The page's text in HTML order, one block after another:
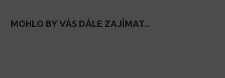
MOHLO BY VÁS DÁLE ZAJÍMAT...